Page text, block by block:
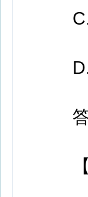
C.
D.
答
【